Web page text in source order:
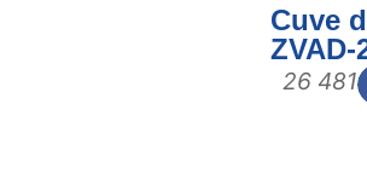
Cuve
ZVAD-
26 481